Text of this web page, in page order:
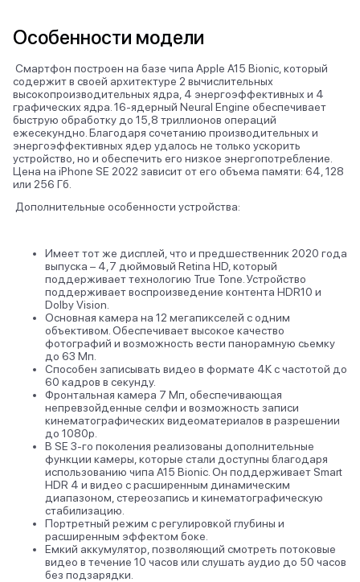
Особенности модели
Смартфон построен на базе чипа Apple A15 Bionic, который
содержит в своей архитектуре 2 вычислительных
высокопроизводительных ядра, 4 энергоэффективных и 4
графических ядра. 16-ядерный Neural Engine обеспечивает
быструю обработку до 15,8 триллионов операций
ежесекундно. Благодаря сочетанию производительных и
энергоэффективных ядер удалось не только ускорить
устройство, но и обеспечить его низкое энергопотребление.
Цена на iPhone SE 2022 зависит от его объема памяти: 64, 128
или 256 Гб.
Дополнительные особенности устройства:
Имеет тот же дисплей, что и предшественник 2020 года
выпуска – 4,7 дюймовый Retina HD, который
поддерживает технологию True Tone. Устройство
поддерживает воспроизведение контента HDR10 и
Dolby Vision.
Основная камера на 12 мегапикселей с одним
объективом. Обеспечивает высокое качество
фотографий и возможность вести панорамную сьемку
до 63 Мп.
Способен записывать видео в формате 4К с частотой до
60 кадров в секунду.
Фронтальная камера 7 Мп, обеспечивающая
непревзойденные селфи и возможность записи
кинематографических видеоматериалов в разрешении
до 1080р.
В SE 3-го поколения реализованы дополнительные
функции камеры, которые стали доступны благодаря
использованию чипа A15 Bionic. Он поддерживает Smart
HDR 4 и видео с расширенным динамическим
диапазоном, стереозапись и кинематографическую
стабилизацию.
Портретный режим с регулировкой глубины и
расширенным эффектом боке.
Емкий аккумулятор, позволяющий смотреть потоковые
видео в течение 10 часов или слушать аудио до 50 часов
без подзарядки.